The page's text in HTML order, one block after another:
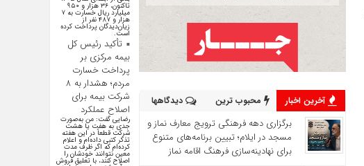
آخرین اخبار محبوب ترین دیدگاهها
برگزاری دهه فرهنگی ترویج معارف نماز و
مسجد در ایلام؛ تبیین برنامه‌های متنوع
برای نهادینه‌سازی فرهنگ اقامه نماز
تاکنون، ۳۶ هزار و ۹۵۰
میلیارد ریال خسارت به ۷
هزار و ۴۸۷ نفر از
زیان‌دیدگان پرداخت کرده
است.
تأکید رئیس کل
بیمه مرکزی بر
پرداخت خسارت
مردم؛ هشدار به ۸
شرکت‌ بیمه برای
اصلاح عملکرد
رضایی گفت: من به‌صورت
جدی به هفت یا هشت
شرکت قطعاً در این هفته
تذکر کتبی داده‌ام و اعلام
کرده‌ام که اگر ظرف مدت
معین نتوانند خودشان را
اصلاح کنند، با تعلیق فروش